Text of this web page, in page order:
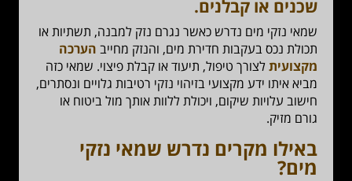
שכנים או קבלנים.
שמאי נזקי מים נדרש כאשר נגרם נזק למבנה, תשתיות או
תכולת נכס בעקבות חדירת מים, והנזק מחייב הערכה
מקצועיתלצורך טיפול, תיעוד או קבלת פיצוי. שמאי כזה
מביא איתו ידע מקצועי בזיהוי נזקי רטיבות גלויים ונסתרים,
חישוב עלויות שיקום, ויכולת ללוות אותך מול ביטוח או
גורם מזיק.
באילו מקרים נדרש שמאי נזקי
מים?